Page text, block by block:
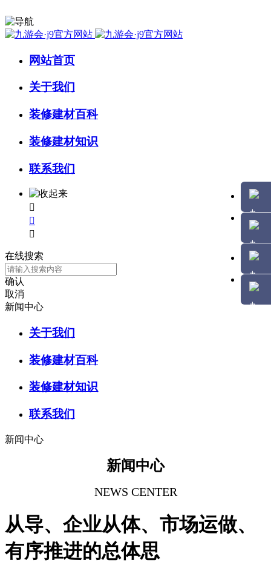
网站首页
关于我们
装修建材百科
装修建材知识
联系我们



在线搜索
确认
取消
新闻中心
关于我们
装修建材百科
装修建材知识
联系我们
新闻中心
新闻中心
NEWS CENTER
从导、企业从体、市场运做、
有序推进的总体思